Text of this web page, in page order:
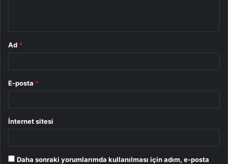
Ad *
E-posta *
İnternet sitesi
Daha sonraki yorumlarımda kullanılması için adım, e-posta